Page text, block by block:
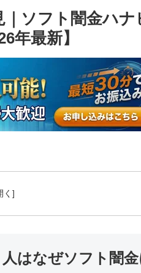
ソフト闇金ハナ
年最新】
はなぜソフト闇